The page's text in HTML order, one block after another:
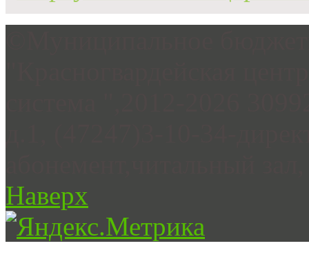
Наверх